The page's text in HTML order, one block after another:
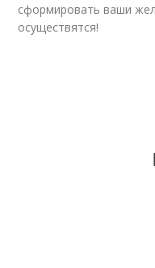
сформировать ваши
осуществятся!